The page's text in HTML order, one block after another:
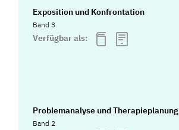
Exposition und Konfrontation
Band 3
Verfügbar als:
Problemanalyse und Therapieplanung
Band 2